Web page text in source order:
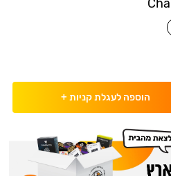
הוספה לעגלת קניות +